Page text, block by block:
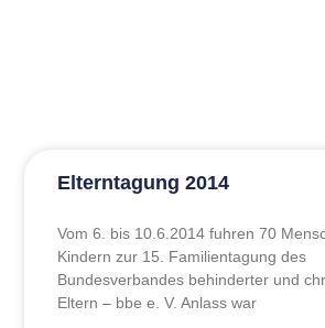
Elterntagung 2014
Vom 6. bis 10.6.2014 fuhren 70
Kindern zur 15. Familientagung des
Bundesverbandes behinderter und
Eltern – bbe e. V. Anlass war